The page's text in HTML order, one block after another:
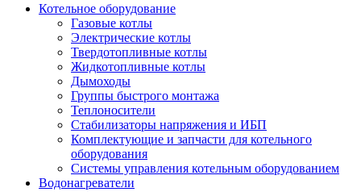
Котельное оборудование
Газовые котлы
Электрические котлы
Твердотопливные котлы
Жидкотопливные котлы
Дымоходы
Группы быстрого монтажа
Теплоносители
Стабилизаторы напряжения и ИБП
Комплектующие и запчасти для котельного
оборудования
Системы управления котельным оборудованием
Водонагреватели